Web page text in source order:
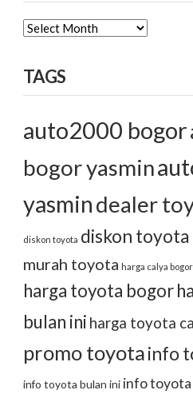
ARCHIVE
TAGS
auto2000 bogor
bogor yasmin
yasmindealer
diskon toyota diskon
murah toyota harga calya bogor
harga toyota bogor
bulan ini harga toyota
promo toyotainfo
info toyota bulan ini info toyota